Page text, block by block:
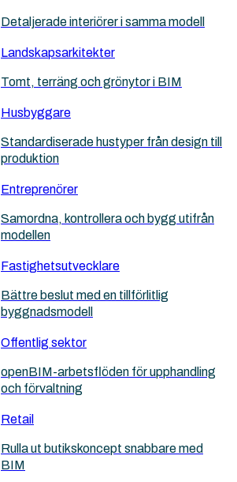
Detaljerade interiörer i samma modell
Landskapsarkitekter
Tomt, terräng och grönytor i BIM
Husbyggare
Standardiserade hustyper från design till
produktion
Entreprenörer
Samordna, kontrollera och bygg utifrån
modellen
Fastighetsutvecklare
Bättre beslut med en tillförlitlig
byggnadsmodell
Offentlig sektor
openBIM-arbetsflöden för upphandling
och förvaltning
Retail
Rulla ut butikskoncept snabbare med
BIM